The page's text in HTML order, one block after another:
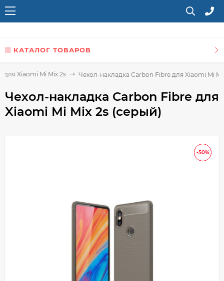
КАТАЛОГ ТОВАРОВ
для Xiaomi Mi Mix 2s Чехол-накладка Carbon Fibre для Xiaomi Mi
Чехол-накладка Carbon Fibre для
Xiaomi Mi Mix 2s (серый)
-50%